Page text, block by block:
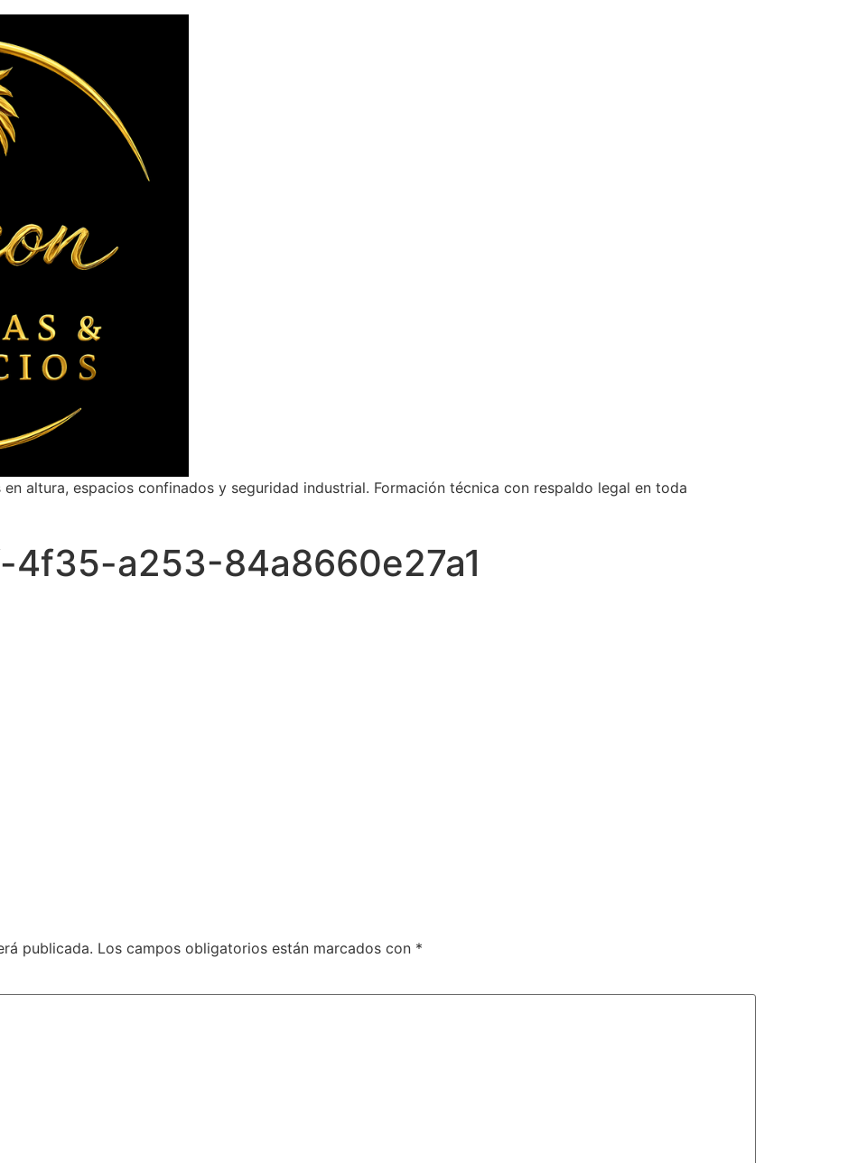
altura, espacios confinados y seguridad industrial. Formación técnica con respaldo legal en toda
a253-84a8660e27a1
publicada. Los campos obligatorios están marcados con *